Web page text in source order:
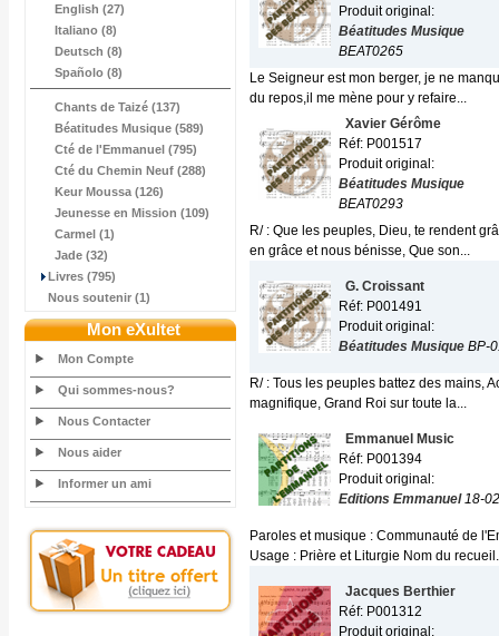
English (27)
Italiano (8)
Deutsch (8)
Spañolo (8)
Chants de Taizé (137)
Béatitudes Musique (589)
Cté de l'Emmanuel (795)
Cté du Chemin Neuf (288)
Keur Moussa (126)
Jeunesse en Mission (109)
Carmel (1)
Jade (32)
Livres (795)
Nous soutenir (1)
Mon eXultet
Mon Compte
Qui sommes-nous?
Nous Contacter
Nous aider
Informer un ami
Produit original:
Béatitudes Musique
BEAT0265
Le Seigneur est mon berger, je ne
du repos,il me mène pour y refaire...
Xavier Gérôme
Réf: P001517
Produit original:
Béatitudes Musique
BEAT0293
R/ : Que les peuples, Dieu, te rendent
en grâce et nous bénisse, Que son...
G. Croissant
Réf: P001491
Produit original:
Béatitudes Musique BP-
R/ : Tous les peuples battez des mains,
magnifique, Grand Roi sur toute la...
Emmanuel Music
Réf: P001394
Produit original:
Editions Emmanuel18-02
Paroles et musique : Communauté de
Usage : Prière et Liturgie Nom du
Jacques Berthier
Réf: P001312
Produit original: